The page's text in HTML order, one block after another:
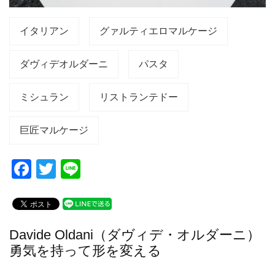
イタリアン グァルティエロマルケージ
ダヴィデオルダーニ パスタ
ミシュラン リストランテドー
巨匠マルケージ
F
c
e
b
T
tt
er
e
Davide Oldani（ダヴィデ・オルダーニ）
勇気を持って形を変える